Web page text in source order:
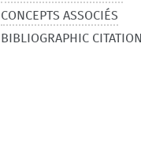
CONCEPTS ASSOCIÉS
BIBLIOGRAPHIC CITATION